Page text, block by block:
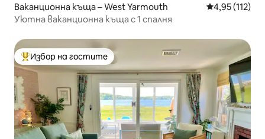
Ваканционна къща – West Yarmouth Средна
4,95 (112)
Уютна ваканционна къща с 1 спалня
Най-популярен избор на гостите
Избор на гостите